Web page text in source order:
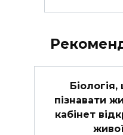
пізнавати
кабінет